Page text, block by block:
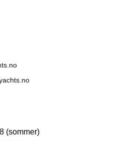
(sommer)